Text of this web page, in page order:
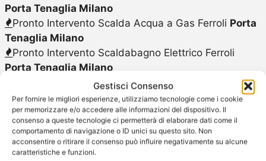
Gestisci Consenso
Per fornire le migliori esperienze, utilizziamo tecnologie come i cookie
per memorizzare e/o accedere alle informazioni del dispositivo. Il
consenso a queste tecnologie ci permetterà di elaborare dati come il
comportamento di navigazione o ID unici su questo sito. Non
acconsentire o ritirare il consenso può influire negativamente su alcune
caratteristiche e funzioni.
Porta Tenaglia Milano
Pronto Intervento Scalda Acqua a Gas Ferroli Porta
Tenaglia Milano
Pronto Intervento Scaldabagno Elettrico Ferroli
Porta Tenaglia Milano
Pronto Intervento Scaldabagno a Gas Ferroli
Porta
Tenaglia Milano
Pulizia Caldaie FerroliPorta Tenaglia Milano
Pulizia Caldaie Ferroli CostoPorta Tenaglia Milano
Riparazione Caldaie FerroliPorta Tenaglia Milano
Riparazione Caldaie Ferroli Costo